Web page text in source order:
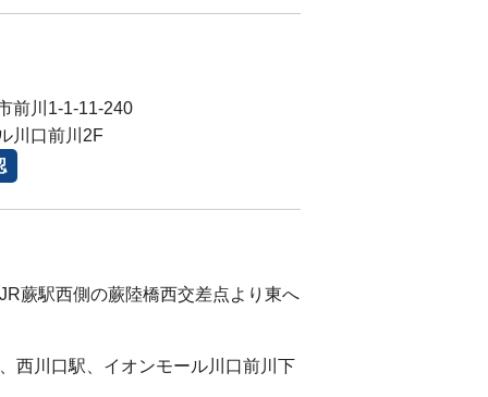
前川1-1-11-240
川口前川2F
蕨駅西側の蕨陸橋西交差点より東へ
西川口駅、イオンモール川口前川下